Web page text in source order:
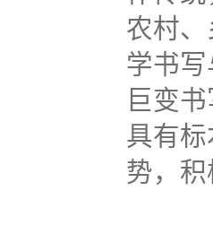
农村
学书
巨变
具有
势，